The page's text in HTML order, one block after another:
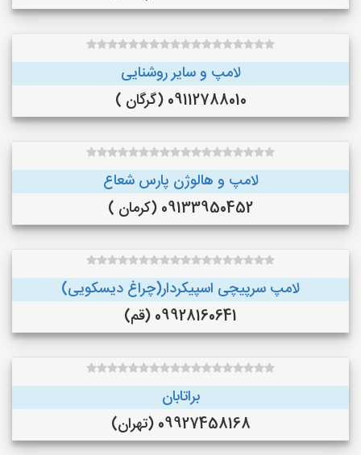
لامپ و سایر روشنایی
09112788010 (گرگان )
لامپ و هالوژن پارس شعاع
09133950452 (کرمان )
لامپ سرپیچی اسپیکردار(چراغ دیسکویی)
09928160641 (قم)
براتابان
09927458168 (تهران)